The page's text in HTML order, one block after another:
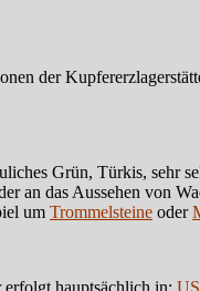
der
Grün, Türkis, sehr
an das Aussehen von
um Trommelsteine oder